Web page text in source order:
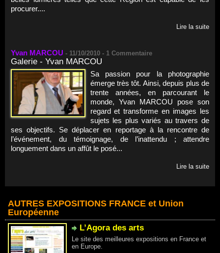
procurer....
Lire la suite
Yvan MARCOU - 11/10/2010 - 1 Commentaire
Galerie - Yvan MARCOU
Sa passion pour la photographie
émerge très tôt. Ainsi, depuis plus de
trente années, en parcourant le
monde, Yvan MARCOU pose son
regard et transforme en images les
sujets les plus variés au travers de
ses objectifs. Se déplacer en reportage à la rencontre de
l’événement, du témoignage, de l’inattendu ; attendre
longuement dans un affût le posé...
Lire la suite
AUTRES EXPOSITIONS FRANCE et Union
Européenne
L’Agora des arts
Le site des meilleures expositions en France et
en Europe.